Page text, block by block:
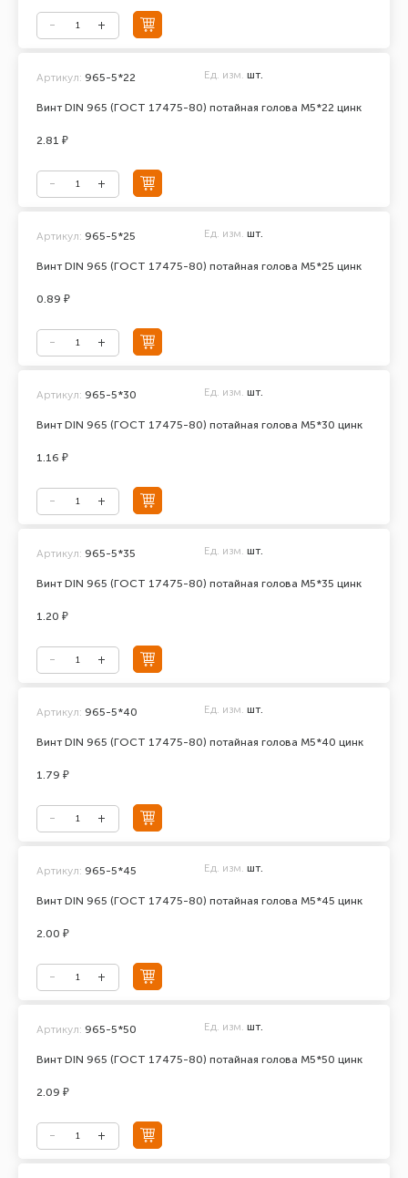
Винт DIN 965 (ГОСТ 17475-80) потайная голова М5*22 цинк
Артикул: 965-5*22 Ед. изм. шт.
2.81 ₽
Винт DIN 965 (ГОСТ 17475-80) потайная голова М5*25 цинк
Артикул: 965-5*25 Ед. изм. шт.
0.89 ₽
Винт DIN 965 (ГОСТ 17475-80) потайная голова М5*30 цинк
Артикул: 965-5*30 Ед. изм. шт.
1.16 ₽
Винт DIN 965 (ГОСТ 17475-80) потайная голова М5*35 цинк
Артикул: 965-5*35 Ед. изм. шт.
1.20 ₽
Винт DIN 965 (ГОСТ 17475-80) потайная голова М5*40 цинк
Артикул: 965-5*40 Ед. изм. шт.
1.79 ₽
Винт DIN 965 (ГОСТ 17475-80) потайная голова М5*45 цинк
Артикул: 965-5*45 Ед. изм. шт.
2.00 ₽
Винт DIN 965 (ГОСТ 17475-80) потайная голова М5*50 цинк
Артикул: 965-5*50 Ед. изм. шт.
2.09 ₽